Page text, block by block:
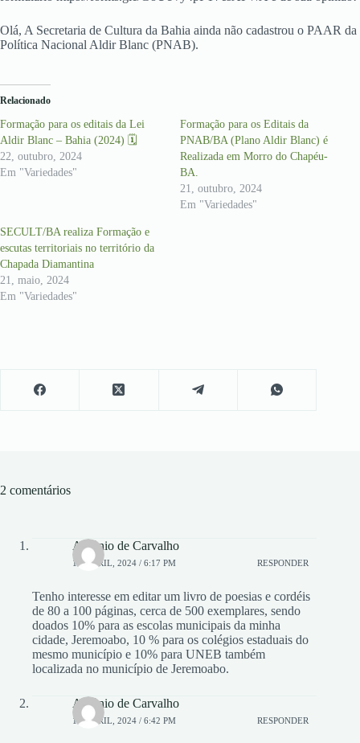
Olá, A Secretaria de Cultura da Bahia ainda não cadastrou o PAAR da
Política Nacional Aldir Blanc (PNAB).
Relacionado
Formação para os editais da Lei
Aldir Blanc – Bahia (2024) 🗓
22, outubro, 2024
Em "Variedades"
Formação para os Editais da
PNAB/BA (Plano Aldir Blanc) é
Realizada em Morro do Chapéu-
BA.
21, outubro, 2024
Em "Variedades"
SECULT/BA realiza Formação e
escutas territoriais no território da
Chapada Diamantina
21, maio, 2024
Em "Variedades"
2 comentários
Antônio de Carvalho
19, ABRIL, 2024 / 6:17 PM RESPONDER
Tenho interesse em editar um livro de poesias e cordéis
de 80 a 100 páginas, cerca de 500 exemplares, sendo
doados 10% para as escolas municipais da minha
cidade, Jeremoabo, 10 % para os colégios estaduais do
mesmo município e 10% para UNEB também
localizada no município de Jeremoabo.
Antônio de Carvalho
19, ABRIL, 2024 / 6:42 PM RESPONDER